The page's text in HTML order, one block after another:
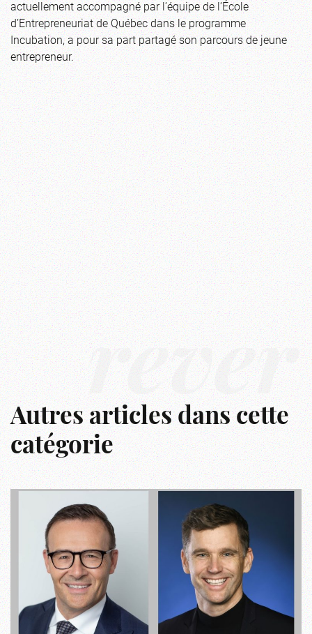
actuellement accompagné par l’équipe de l’École
d’Entrepreneuriat de Québec dans le programme
Incubation, a pour sa part partagé son parcours de jeune
entrepreneur.
rêver
Autres articles dans cette
catégorie